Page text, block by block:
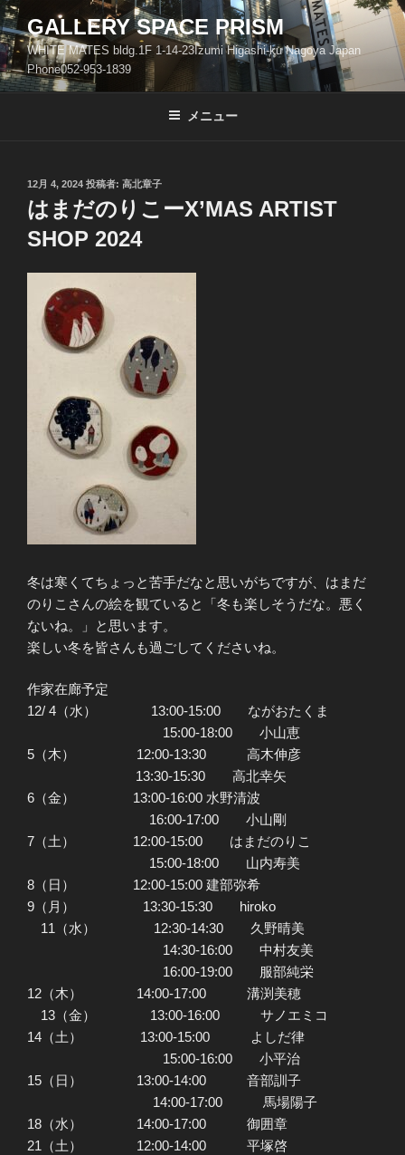
コ
ン
テ
ン
ツ
GALLERY SPACE PRISM
WHITE MATES bldg.1F 1-14-23Izumi Higashi-ku Nagoya Japan
Phone052-953-1839
メニュー
投
稿
日:
12月 4, 2024 投稿者: 高北章子
はまだのりこーX’MAS ARTIST
SHOP 2024
冬は寒くてちょっと苦手だなと思いがちですが、はまだ
のりこさんの絵を観ていると「冬も楽しそうだな。悪く
ないね。」と思います。
楽しい冬を皆さんも過ごしてくださいね。
作家在廊予定
12/ 4（水） 13:00-15:00 ながおたくま
15:00-18:00 小山恵
5（木） 12:00-13:30 高木伸彦
13:30-15:30 高北幸矢
6（金） 13:00-16:00 水野清波
16:00-17:00 小山剛
7（土） 12:00-15:00 はまだのりこ
15:00-18:00 山内寿美
8（日） 12:00-15:00 建部弥希
9（月） 13:30-15:30 hiroko
11（水） 12:30-14:30 久野晴美
14:30-16:00 中村友美
16:00-19:00 服部純栄
12（木） 14:00-17:00 溝渕美穂
13（金） 13:00-16:00 サノエミコ
14（土） 13:00-15:00 よしだ律
15:00-16:00 小平治
15（日） 13:00-14:00 音部訓子
14:00-17:00 馬場陽子
18（水） 14:00-17:00 御囲章
21（土） 12:00-14:00 平塚啓